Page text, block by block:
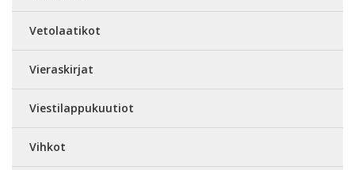
Vetolaatikot
Vieraskirjat
Viestilappukuutiot
Vihkot